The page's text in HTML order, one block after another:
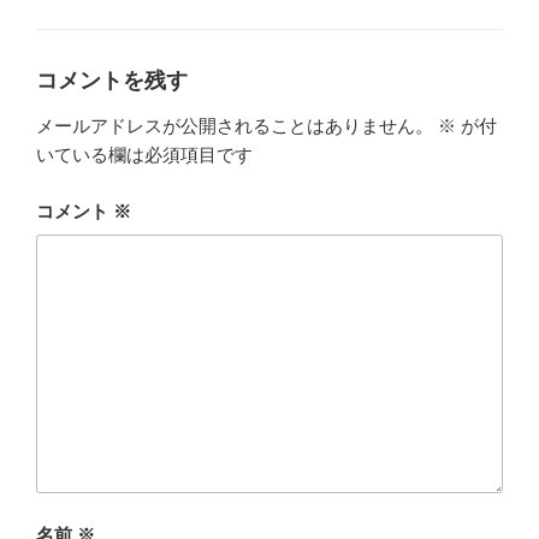
コメントを残す
メールアドレスが公開されることはありません。 ※ が付
いている欄は必須項目です
コメント ※
名前 ※